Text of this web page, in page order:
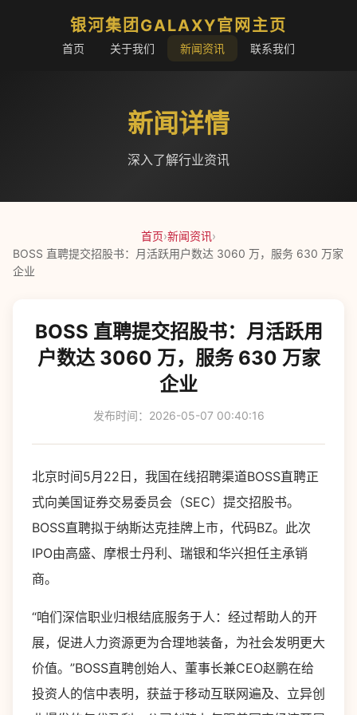
银河集团GALAXY官网主页
首页 关于我们 新闻资讯 联系我们
新闻详情
深入了解行业资讯
首页›新闻资讯›
BOSS 直聘提交招股书：月活跃用户数达 3060 万，服务 630 万家
企业
BOSS 直聘提交招股书：月活跃用
户数达 3060 万，服务 630 万家
企业
发布时间：2026-05-07 00:40:16
北京时间5月22日，我国在线招聘渠道BOSS直聘正
式向美国证券交易委员会（SEC）提交招股书。
BOSS直聘拟于纳斯达克挂牌上市，代码BZ。此次
IPO由高盛、摩根士丹利、瑞银和华兴担任主承销
商。
“咱们深信职业归根结底服务于人：经过帮助人的开
展，促进人力资源更为合理地装备，为社会发明更大
价值。”BOSS直聘创始人、董事长兼CEO赵鹏在给
投资人的信中表明，获益于移动互联网遍及、立异创